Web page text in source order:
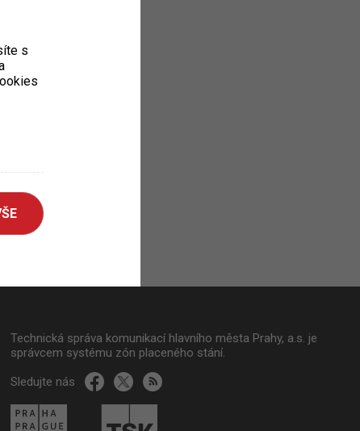
Technická správa komunikací hlavního města Prahy, a.s. je
správcem systému zón placeného stání.
Sledujte nás
s